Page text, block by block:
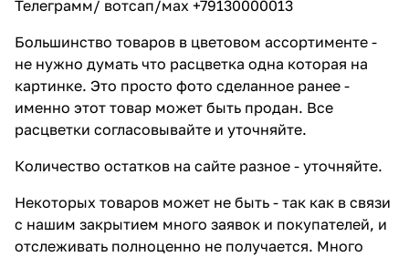
Телеграмм/ вотсап/мах +79130000013
Большинство товаров в цветовом ассортименте -
не нужно думать что расцветка одна которая на
картинке. Это просто фото сделанное ранее -
именно этот товар может быть продан. Все
расцветки согласовывайте и уточняйте.
Количество остатков на сайте разное - уточняйте.
Некоторых товаров может не быть - так как в связи
с нашим закрытием много заявок и покупателей, и
отслеживать полноценно не получается. Много